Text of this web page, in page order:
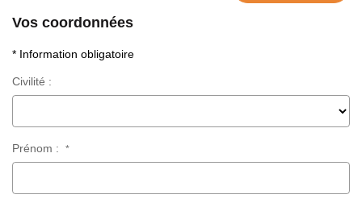
Vos coordonnées
* Information obligatoire
Civilité :
Prénom : *